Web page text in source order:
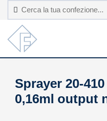
Sprayer 20-
0,16ml output